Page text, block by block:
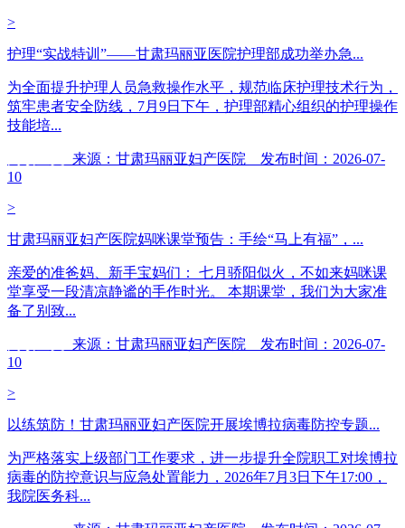
>
护理“实战特训”——甘肃玛丽亚医院护理部成功举办急...
为全面提升护理人员急救操作水平，规范临床护理技术行为，
筑牢患者安全防线，7月9日下午，护理部精心组织的护理操作
技能培...
来源：甘肃玛丽亚妇产医院 发布时间：2026-07-
10
>
甘肃玛丽亚妇产医院妈咪课堂预告：手绘“马上有福”，...
亲爱的准爸妈、新手宝妈们： 七月骄阳似火，不如来妈咪课
堂享受一段清凉静谧的手作时光。 本期课堂，我们为大家准
备了别致...
来源：甘肃玛丽亚妇产医院 发布时间：2026-07-
10
>
以练筑防！甘肃玛丽亚妇产医院开展埃博拉病毒防控专题...
为严格落实上级部门工作要求，进一步提升全院职工对埃博拉
病毒的防控意识与应急处置能力，2026年7月3日下午17:00，
我院医务科...